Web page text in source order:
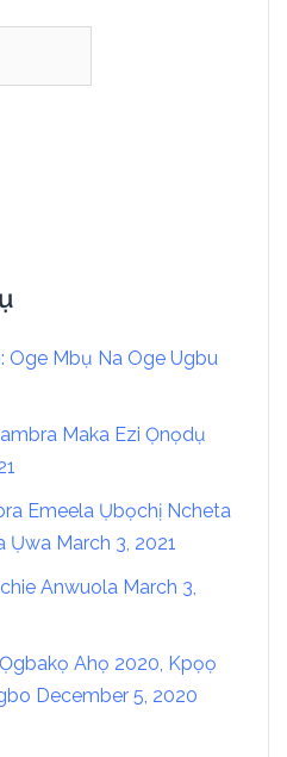
Oge Mbụ Na Oge Ugbu
Maka Ezi Ọnọdụ
Emeela Ụbọchị Ncheta
Ụwa March 3, 2021
Anwuola March 3,
Ahọ 2020, Kpọọ
December 5, 2020